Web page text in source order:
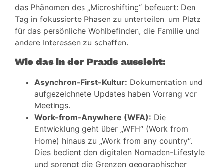
das Phänomen des „Microshifting“ befeuert: Den
Tag in fokussierte Phasen zu unterteilen, um Platz
für das persönliche Wohlbefinden, die Familie und
andere Interessen zu schaffen.
Wie das in der Praxis aussieht:
Asynchron-First-Kultur: Dokumentation und
aufgezeichnete Updates haben Vorrang vor
Meetings.
Work-from-Anywhere (WFA): Die
Entwicklung geht über „WFH“ (Work from
Home) hinaus zu „Work from any country“.
Dies bedient den digitalen Nomaden-Lifestyle
und sprengt die Grenzen geographischer